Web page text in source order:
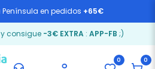
Península en pedidos +65€
y consigue -3€ EXTRA: APP-FB ;)
0 0